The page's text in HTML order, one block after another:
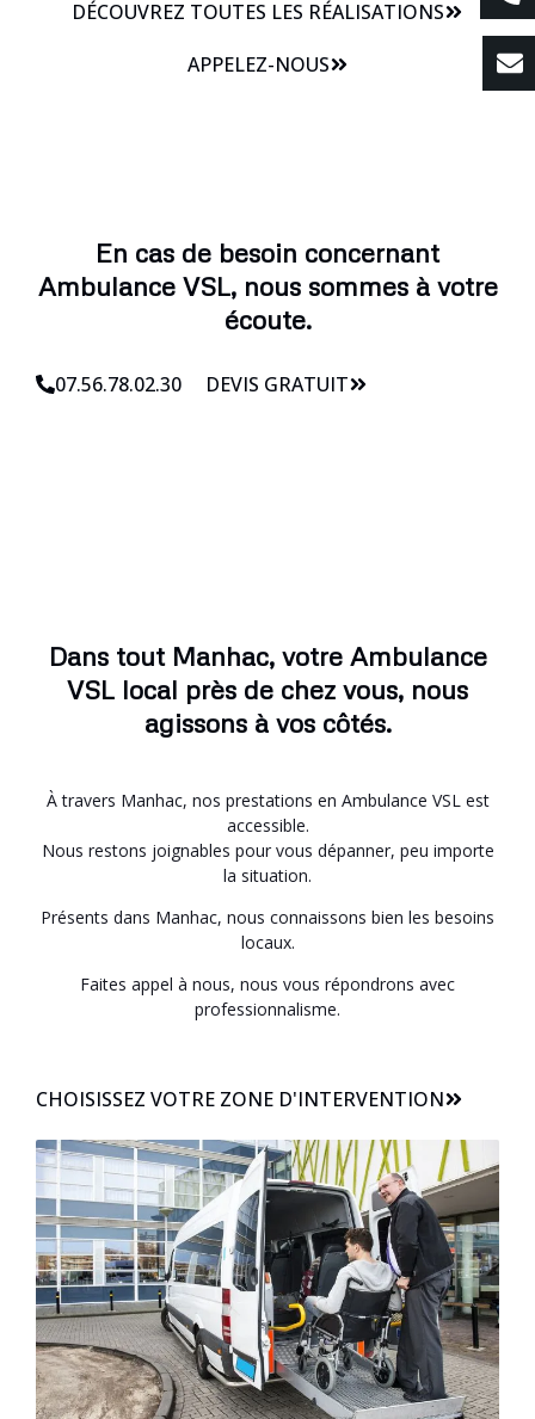
DÉCOUVREZ TOUTES LES RÉALISATIONS
APPELEZ-NOUS
En cas de besoin concernant
Ambulance VSL, nous sommes à votre
écoute.
07.56.78.02.30 DEVIS GRATUIT
Dans tout Manhac, votre Ambulance
VSL local près de chez vous, nous
agissons à vos côtés.
À travers Manhac, nos prestations en Ambulance VSL est
accessible.
Nous restons joignables pour vous dépanner, peu importe
la situation.
Présents dans Manhac, nous connaissons bien les besoins
locaux.
Faites appel à nous, nous vous répondrons avec
professionnalisme.
CHOISISSEZ VOTRE ZONE D'INTERVENTION